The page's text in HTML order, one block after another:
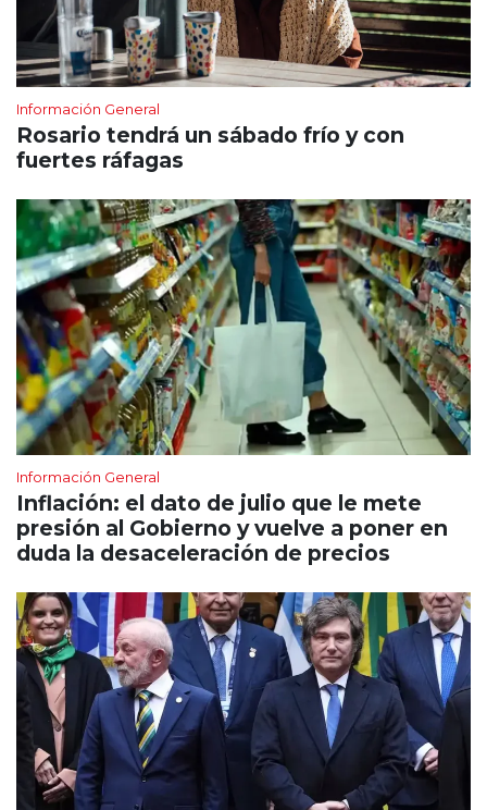
Información General
Rosario tendrá un sábado frío y con
fuertes ráfagas
Información General
Inflación: el dato de julio que le mete
presión al Gobierno y vuelve a poner en
duda la desaceleración de precios